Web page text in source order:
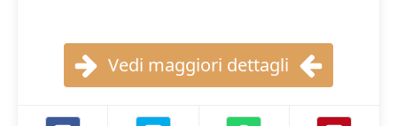
Vedi maggiori dettagli